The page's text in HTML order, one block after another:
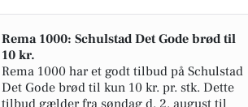
Rema 1000: Schulstad Det Gode brød til
10 kr.
Rema 1000 har et godt tilbud på Schulstad
Det Gode brød til kun 10 kr. pr. stk. Dette